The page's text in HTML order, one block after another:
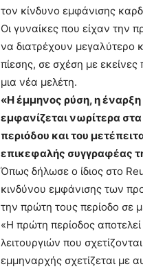
τον κίνδυνο εμφάνισης
Οι γυναίκες που είχαν την
να διατρέχουν μεγαλύτερο
πίεσης, σε σχέση με
μια νέα μελέτη.
«Η έμμηνος ρύση, η
εμφανίζεται νωρίτερα
περιόδου και του
επικεφαλής συγγραφέας
Όπως δήλωσε ο ίδιος στο
κινδύνου εμφάνισης των
την πρώτη τους περίοδο σε
«Η πρώτη περίοδος
λειτουργιών που
εμμηναρχής σχετίζεται με